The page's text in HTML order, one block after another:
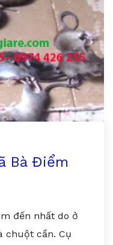
Bà Điểm
đến nhất do ở
chuột cần. Cụ